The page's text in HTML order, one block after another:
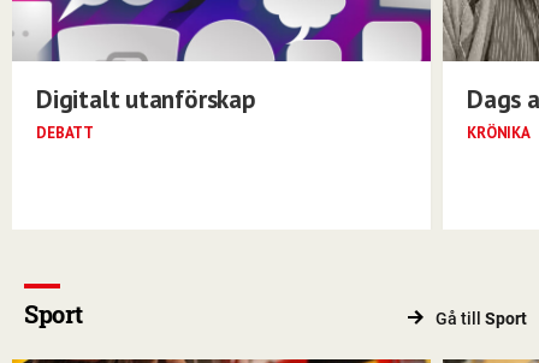
Digitalt utanförskap
DEBATT
Dags
KRÖNIKA
Sport Gå till Sport